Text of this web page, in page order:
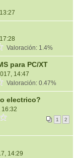
Valoración: 1.4%
para PC/XT
14:47
Valoración: 0.47%
electrico?
16:32
1 2
14:29